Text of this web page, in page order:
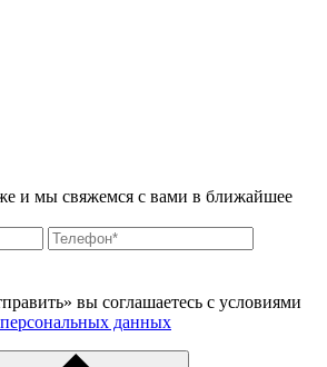
и мы свяжемся с вами в ближайшее
вы соглашаетесь с условиями
данных